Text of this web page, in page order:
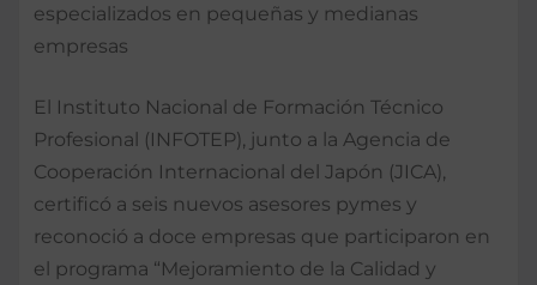
especializados en pequeñas y medianas
empresas
El Instituto Nacional de Formación Técnico
Profesional (INFOTEP), junto a la Agencia de
Cooperación Internacional del Japón (JICA),
certificó a seis nuevos asesores pymes y
reconoció a doce empresas que participaron en
el programa “Mejoramiento de la Calidad y